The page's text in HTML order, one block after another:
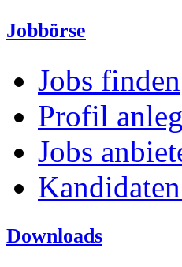
Jobbörse
Jobs finden
Profil
Jobs
Downloads